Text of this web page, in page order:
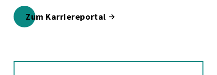
Zum Karriereportal